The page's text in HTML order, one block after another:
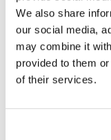
We also share
our social media,
may combine it
provided to them
of their services.
tendrán
cada